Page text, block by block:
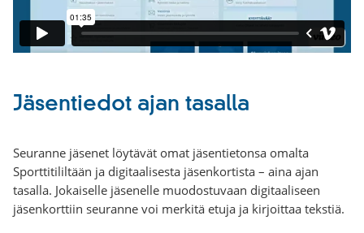
Jäsentiedot ajan tasalla
Seuranne jäsenet löytävät omat jäsentietonsa omalta
Sporttitililtään ja digitaalisesta jäsenkortista – aina ajan
tasalla. Jokaiselle jäsenelle muodostuvaan digitaaliseen
jäsenkorttiin seuranne voi merkitä etuja ja kirjoittaa tekstiä.